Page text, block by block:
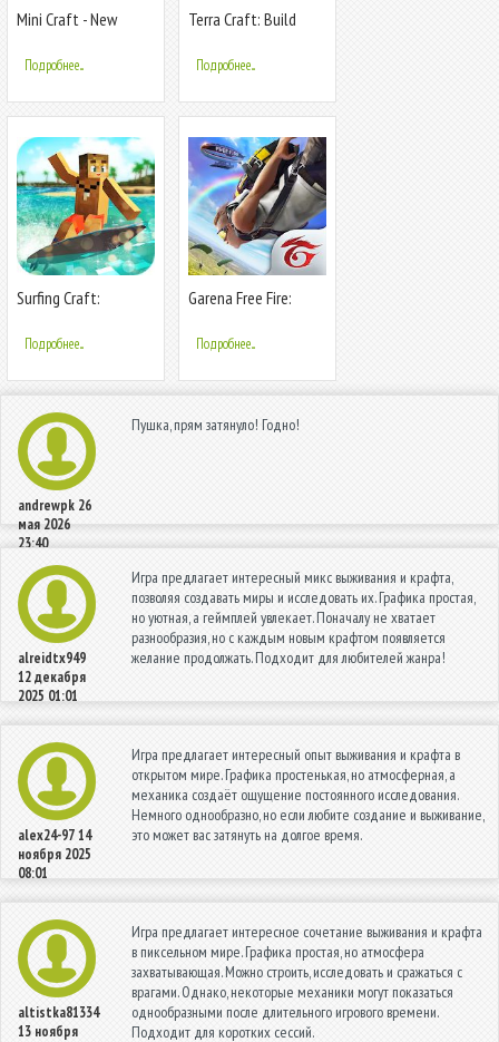
Mini Craft - New
Подробнее...
Terra Craft: Build
World
Подробнее...
Surfing Craft:
Surf Games World
Подробнее...
Garena Free Fire:
Подробнее...
andrewpk 26
мая 2026
23:40
Пушка, прям затянуло! Годно!
alreidtx949
12 декабря
2025 01:01
Игра предлагает интересный микс выживания и крафта,
позволяя создавать миры и исследовать их. Графика простая,
но уютная, а геймплей увлекает. Поначалу не хватает
разнообразия, но с каждым новым крафтом появляется
желание продолжать. Подходит для любителей жанра!
alex24-9714
ноября 2025
08:01
Игра предлагает интересный опыт выживания и крафта в
открытом мире. Графика простенькая, но атмосферная, а
механика создаёт ощущение постоянного исследования.
Немного однообразно, но если любите создание и выживание,
это может вас затянуть на долгое время.
altistka81334
13 ноября
Игра предлагает интересное сочетание выживания и крафта
в пиксельном мире. Графика простая, но атмосфера
захватывающая. Можно строить, исследовать и сражаться с
врагами. Однако, некоторые механики могут показаться
однообразными после длительного игрового времени.
Подходит для коротких сессий.